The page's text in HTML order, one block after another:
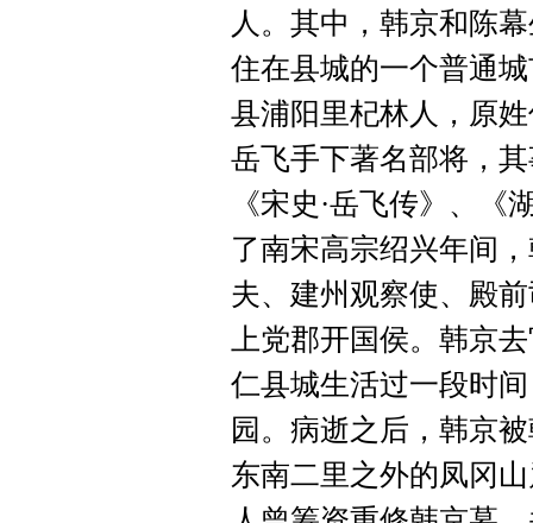
人。其中，韩京和陈
住在县城的一个普通
县浦阳里杞林人，原
岳飞手下著名部将，
《宋史·岳飞传》、
了南宋高宗绍兴年间
夫、建州观察使、殿
上党郡开国侯。韩京
仁县城生活过一段时
园。病逝之后，韩京
东南二里之外的凤冈